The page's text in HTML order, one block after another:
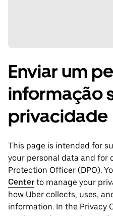
Enviar um
informação
privacidade
This page is intended for
your personal ‌data and for
Protection Officer (​​DPO).
Center to manage your
how Uber collects, uses,
information. In the Privacy